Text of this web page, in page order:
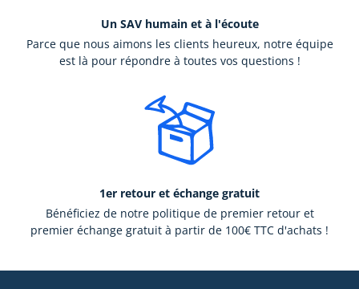
Un SAV humain et à l'écoute
Parce que nous aimons les clients heureux, notre équipe
est là pour répondre à toutes vos questions !
1er retour et échange gratuit
Bénéficiez de notre politique de premier retour et
premier échange gratuit à partir de 100€ TTC d'achats !